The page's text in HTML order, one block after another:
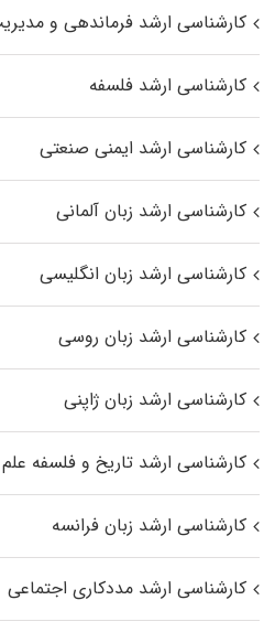
کارشناسی ارشد فرماندهی و
کارشناسی ارشد فلسفه
کارشناسی ارشد ایمنی صنعتی
کارشناسی ارشد زبان آلمانی
کارشناسی ارشد زبان انگلیسی
کارشناسی ارشد زبان روسی
کارشناسی ارشد زبان ژاپنی
کارشناسی ارشد تاریخ و فلسفه علم
کارشناسی ارشد زبان فرانسه
کارشناسی ارشد مددکاری اجتماعی